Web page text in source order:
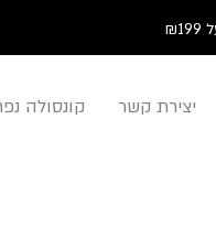
יצירת קשר קונסולה